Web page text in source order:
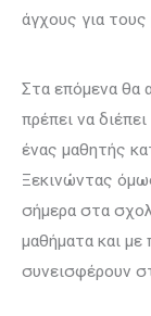
άγχους για
Στα επόμενα θα
πρέπει να
ένας μαθητής
Ξεκινώντας
σήμερα στα
μαθήματα και με
συνεισφέρουν